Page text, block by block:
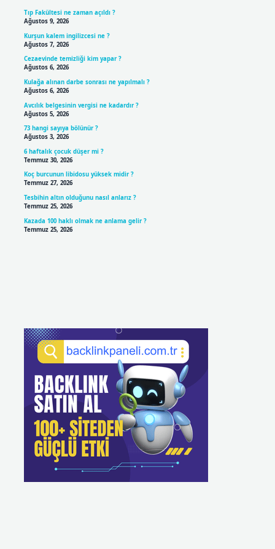
Tıp Fakültesi ne zaman açıldı ?
Ağustos 9, 2026
Kurşun kalem ingilizcesi ne ?
Ağustos 7, 2026
Cezaevinde temizliği kim yapar ?
Ağustos 6, 2026
Kulağa alınan darbe sonrası ne yapılmalı ?
Ağustos 6, 2026
Avcılık belgesinin vergisi ne kadardır ?
Ağustos 5, 2026
73 hangi sayıya bölünür ?
Ağustos 3, 2026
6 haftalık çocuk düşer mi ?
Temmuz 30, 2026
Koç burcunun libidosu yüksek midir ?
Temmuz 27, 2026
Tesbihin altın olduğunu nasıl anlarız ?
Temmuz 25, 2026
Kazada 100 haklı olmak ne anlama gelir ?
Temmuz 25, 2026